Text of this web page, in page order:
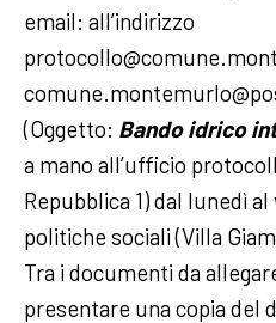
email: all’indirizzo
(Oggetto: Bando idrico
a mano all’ufficio
Repubblica 1) dal lunedì
politiche sociali (Villa
Tra i documenti da
presentare una copia del